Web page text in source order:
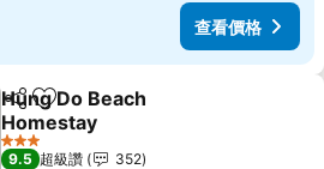
查看價格
分享 加入我的最愛
Hung Do Beach
Homestay
查看價格
3 星級
9.5 超級讚
352